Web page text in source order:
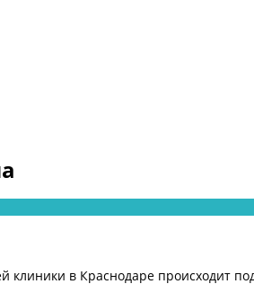
клиники в Краснодаре происходит